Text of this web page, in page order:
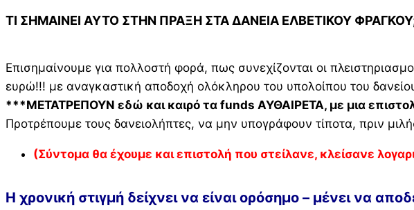
ΤΙ ΣΗΜΑΙΝΕΙ ΑΥΤΟ ΣΤΗΝ ΠΡΑΞΗ ΣΤΑ ΔΑΝΕΙΑ ΕΛΒΕΤΙΚΟΥ
Επισημαίνουμε για πολλοστή φορά, πως συνεχίζονται οι
ευρώ!!! με αναγκαστική αποδοχή ολόκληρου του υπολοίπου του
***ΜΕΤΑΤΡΕΠΟΥΝ εδώ και καιρό τα funds ΑΥΘΑΙΡΕΤΑ, με μια
Προτρέπουμε τους δανειολήπτες, να μην υπογράφουν τίποτα, πριν
(Σύντομα θα έχουμε και επιστολή που στείλανε, κλείσανε
Η χρονική στιγμή δείχνει να είναι ορόσημο – μένει να